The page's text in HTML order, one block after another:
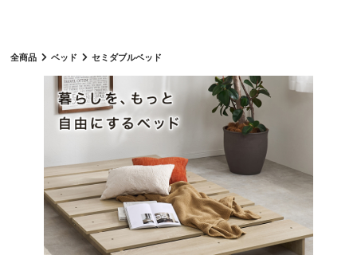
全商品 ベッド セミダブルベッド